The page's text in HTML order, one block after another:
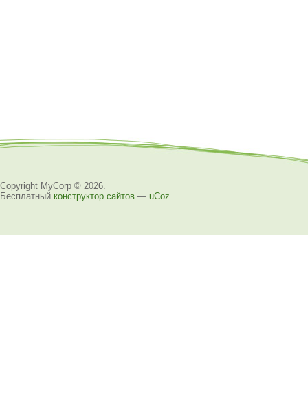
Copyright MyCorp © 2026
Бесплатный конструктор сайтов — uCoz